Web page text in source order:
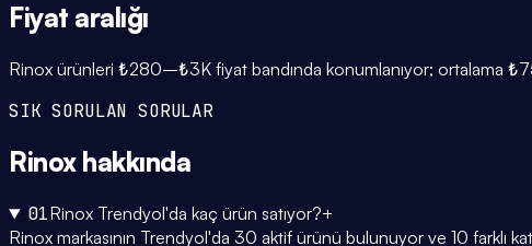
Fiyat aralığı
Rinox ürünleri ₺280–₺3K fiyat bandında konumlanıyor; ortalama
SIK SORULAN SORULAR
Rinoxhakkında
01Rinox Trendyol'da kaç ürün satıyor?+
Rinox markasının Trendyol'da 30 aktif ürünü bulunuyor ve 10 farklı